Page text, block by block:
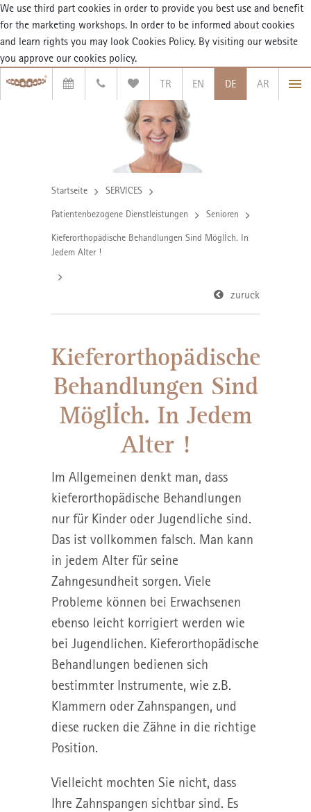
We use third part cookies in order to provide you best use and benefit
for the marketing workshops. In order to be informed about cookies
and learn rights you may look Cookies Policy. By visiting our website
you approve our cookies policy.
TR
EN DE AR
Startseite SERVICES
Patientenbezogene Dienstleistungen Senioren
Kieferorthopädische Behandlungen Sind Möglİch. In
Jedem Alter !
zuruck
Kieferorthopädische
Behandlungen Sind
Möglİch. In Jedem
Alter !
Im Allgemeinen denkt man, dass
kieferorthopädische Behandlungen
nur für Kinder oder Jugendliche sind.
Das ist vollkommen falsch. Man kann
in jedem Alter für seine
Zahngesundheit sorgen. Viele
Probleme können bei Erwachsenen
ebenso leicht korrigiert werden wie
bei Jugendlichen. Kieferorthopädische
Behandlungen bedienen sich
bestimmter Instrumente, wie z.B.
Klammern oder Zahnspangen, und
diese rucken die Zähne in die richtige
Position.
Vielleicht mochten Sie nicht, dass
Ihre Zahnspangen sichtbar sind. Es